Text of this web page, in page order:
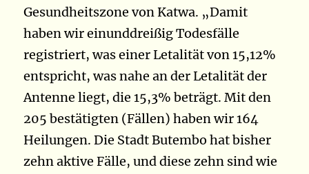
Gesundheitszone von Katwa. „Damit
haben wir einunddreißig Todesfälle
registriert, was einer Letalität von 15,12%
entspricht, was nahe an der Letalität der
Antenne liegt, die 15,3% beträgt. Mit den
205 bestätigten (Fällen) haben wir 164
Heilungen. Die Stadt Butembo hat bisher
zehn aktive Fälle, und diese zehn sind wie